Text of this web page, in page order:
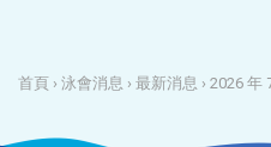
首頁 › 泳會消息 › 最新消息 › 2026 年